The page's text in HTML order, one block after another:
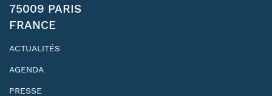
75009 PARIS
FRANCE
ACTUALITÉS
AGENDA
PRESSE